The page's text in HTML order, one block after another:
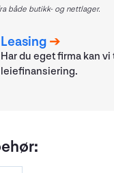
både butikk- og nettlager.
Leasing
Har du eget firma kan
leiefinansiering.